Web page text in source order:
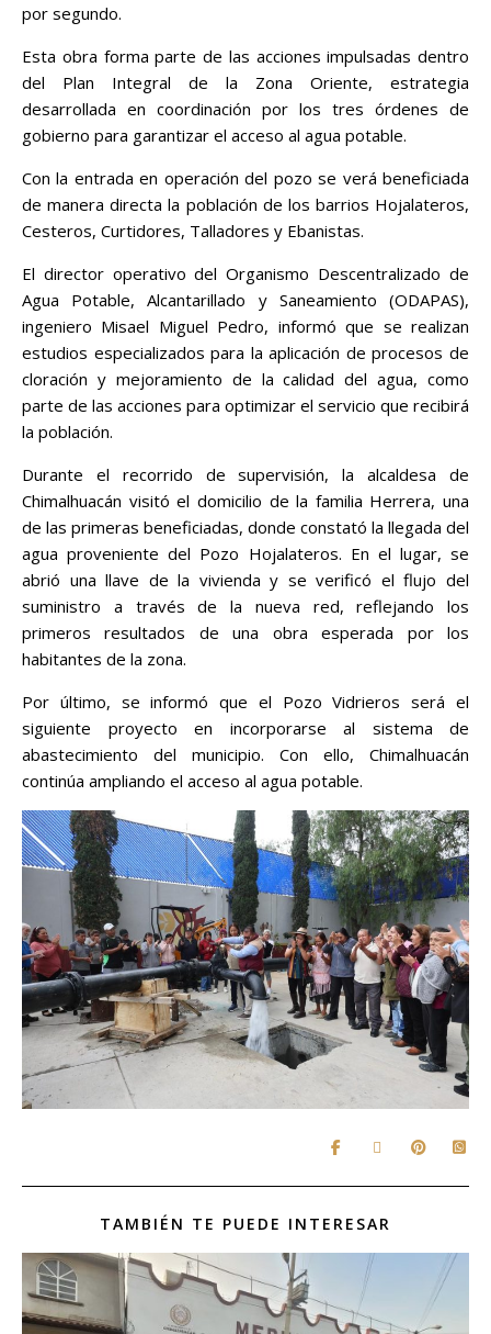
por segundo.
Esta obra forma parte de las acciones impulsadas dentro
del Plan Integral de la Zona Oriente, estrategia
desarrollada en coordinación por los tres órdenes de
gobierno para garantizar el acceso al agua potable.
Con la entrada en operación del pozo se verá beneficiada
de manera directa la población de los barrios Hojalateros,
Cesteros, Curtidores, Talladores y Ebanistas.
El director operativo del Organismo Descentralizado de
Agua Potable, Alcantarillado y Saneamiento (ODAPAS),
ingeniero Misael Miguel Pedro, informó que se realizan
estudios especializados para la aplicación de procesos de
cloración y mejoramiento de la calidad del agua, como
parte de las acciones para optimizar el servicio que recibirá
la población.
Durante el recorrido de supervisión, la alcaldesa de
Chimalhuacán visitó el domicilio de la familia Herrera, una
de las primeras beneficiadas, donde constató la llegada del
agua proveniente del Pozo Hojalateros. En el lugar, se
abrió una llave de la vivienda y se verificó el flujo del
suministro a través de la nueva red, reflejando los
primeros resultados de una obra esperada por los
habitantes de la zona.
Por último, se informó que el Pozo Vidrieros será el
siguiente proyecto en incorporarse al sistema de
abastecimiento del municipio. Con ello, Chimalhuacán
continúa ampliando el acceso al agua potable.
TAMBIÉN TE PUEDE INTERESAR